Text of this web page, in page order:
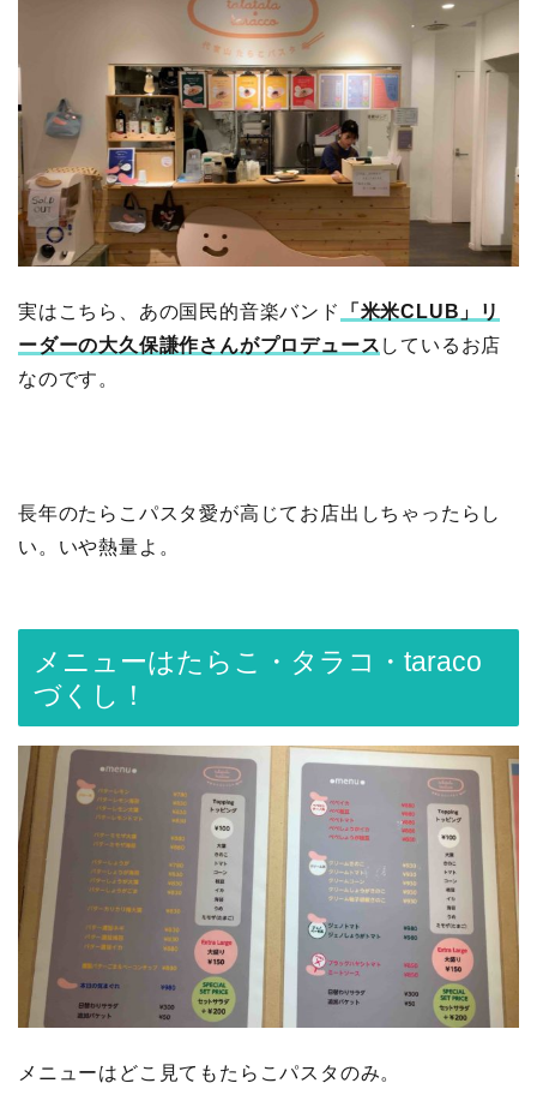
実はこちら、あの国民的音楽バンド
「米米CLUB」リ
ーダーの大久保謙作さんがプロデュース しているお店
なのです。
長年のたらこパスタ愛が高じてお店出しちゃったらし
い。いや熱量よ。
メニューはたらこ・タラコ・taraco
づくし！
メニューはどこ見てもたらこパスタのみ。